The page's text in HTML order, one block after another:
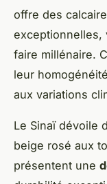
offre des
exceptionnelles,
faire millénaire.
leur
aux variations
Le Sinaï dévoile
beige rosé aux
présentent une